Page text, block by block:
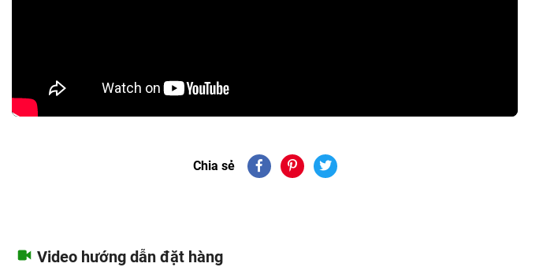
Chia sẻ
Video hướng dẫn đặt hàng